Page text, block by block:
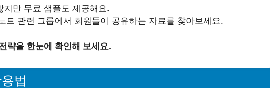
지만 무료 샘플도 제공해요.
트 관련 그룹에서 회원들이 공유하는 자료를 찾아보세요.
략을 한눈에 확인해 보세요.
법